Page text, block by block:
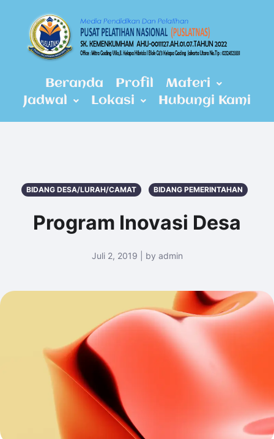
Beranda Profil
Materi
Jadwal
Lokasi Hubungi Kami
BIDANG DESA/LURAH/CAMAT BIDANG PEMERINTAHAN
Program Inovasi Desa
Juli 2, 2019 | by admin